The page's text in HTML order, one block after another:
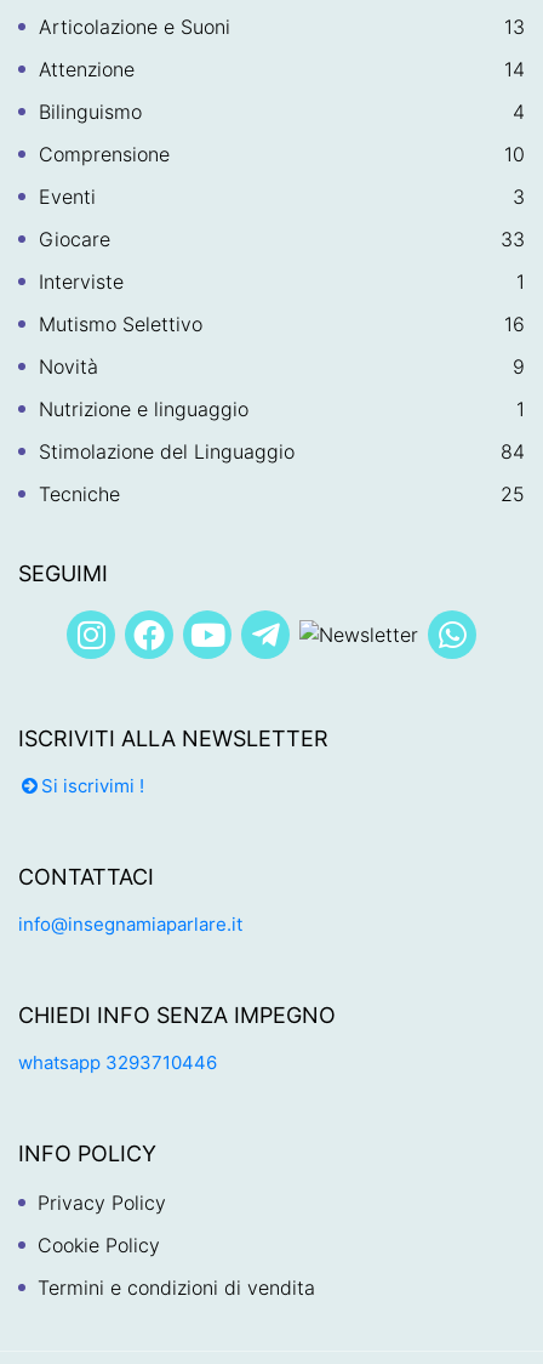
Articolazione e Suoni
13
Attenzione
14
Bilinguismo
4
Comprensione
10
Eventi
3
Giocare
33
Interviste
1
Mutismo Selettivo
16
Novità
9
Nutrizione e linguaggio
1
Stimolazione del Linguaggio
84
Tecniche
25
SEGUIMI
ISCRIVITI ALLA NEWSLETTER
Si iscrivimi !
CONTATTACI
info@insegnamiaparlare.it
CHIEDI INFO SENZA IMPEGNO
whatsapp 3293710446
INFO POLICY
Privacy Policy
Cookie Policy
Termini e condizioni di vendita